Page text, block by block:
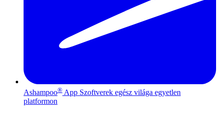
Ashampoo® App Szoftverek egész világa egyetlen
platformon